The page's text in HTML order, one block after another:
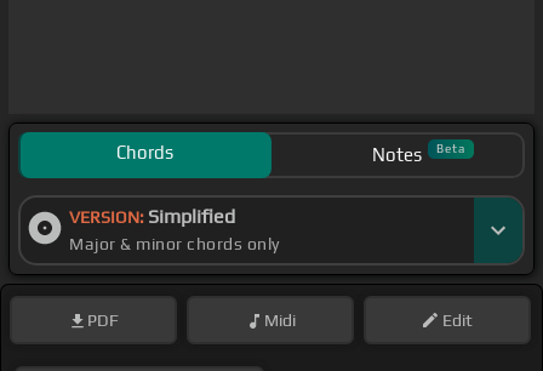
Chords Notes Beta
VERSION: Simplified
Major & minor chords only
PDF Midi Edit